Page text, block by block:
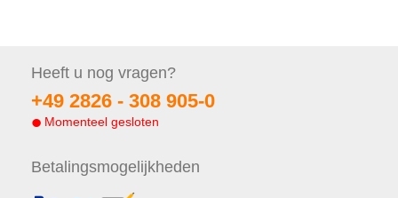
Heeft u nog vragen?
+49 2826 - 308 905-0
Momenteel gesloten
Betalingsmogelijkheden